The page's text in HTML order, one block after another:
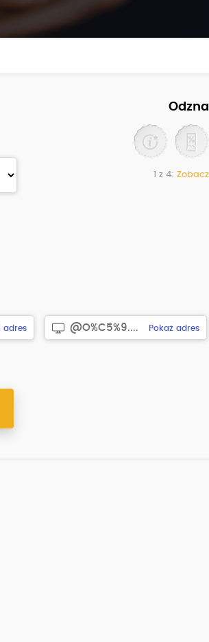
1 z 4:
adres @O%C5%9.... Pokaż adres